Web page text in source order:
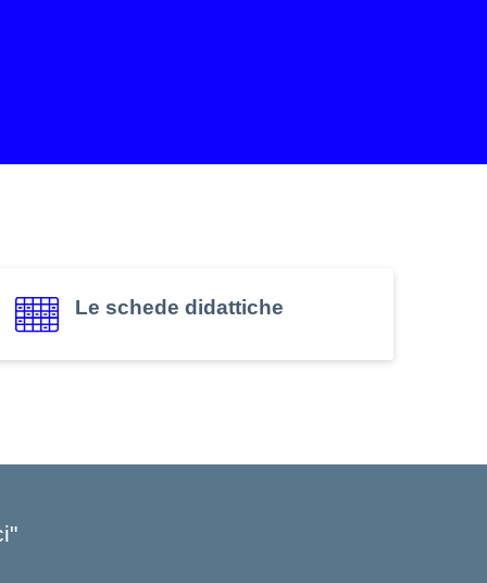
Le schede didattiche